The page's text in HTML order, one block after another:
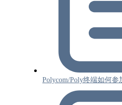
Polycom/Poly终端如何参